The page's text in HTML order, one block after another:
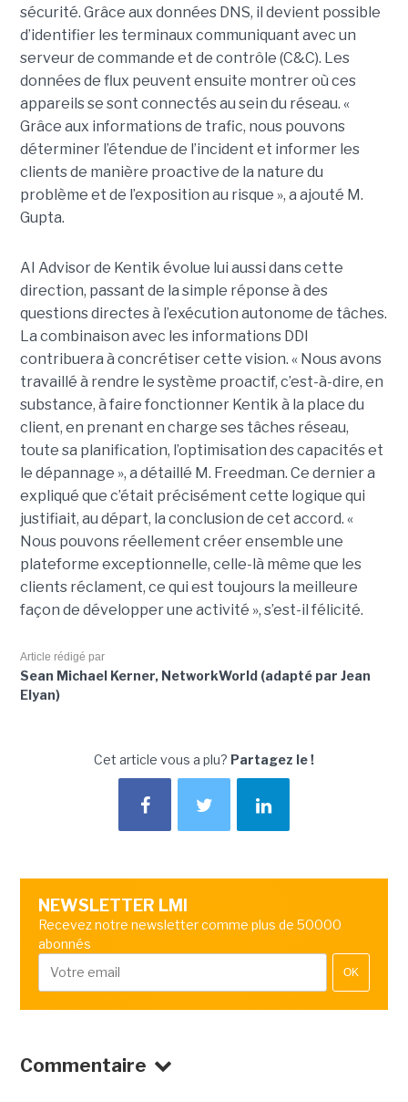
sécurité. Grâce aux données DNS, il devient possible
d’identifier les terminaux communiquant avec un
serveur de commande et de contrôle (C&C). Les
données de flux peuvent ensuite montrer où ces
appareils se sont connectés au sein du réseau. «
Grâce aux informations de trafic, nous pouvons
déterminer l’étendue de l’incident et informer les
clients de manière proactive de la nature du
problème et de l’exposition au risque », a ajouté M.
Gupta.
AI Advisor de Kentik évolue lui aussi dans cette
direction, passant de la simple réponse à des
questions directes à l’exécution autonome de tâches.
La combinaison avec les informations DDI
contribuera à concrétiser cette vision. « Nous avons
travaillé à rendre le système proactif, c’est-à-dire, en
substance, à faire fonctionner Kentik à la place du
client, en prenant en charge ses tâches réseau,
toute sa planification, l’optimisation des capacités et
le dépannage », a détaillé M. Freedman. Ce dernier a
expliqué que c’était précisément cette logique qui
justifiait, au départ, la conclusion de cet accord. «
Nous pouvons réellement créer ensemble une
plateforme exceptionnelle, celle-là même que les
clients réclament, ce qui est toujours la meilleure
façon de développer une activité », s’est-il félicité.
Article rédigé par
Sean Michael Kerner, NetworkWorld (adapté par Jean
Elyan)
Cet article vous a plu? Partagez le !
NEWSLETTER LMI
Recevez notre newsletter comme plus de 50000
abonnés
OK
Commentaire